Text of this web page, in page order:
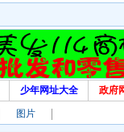
少年网址大全 政府
图片